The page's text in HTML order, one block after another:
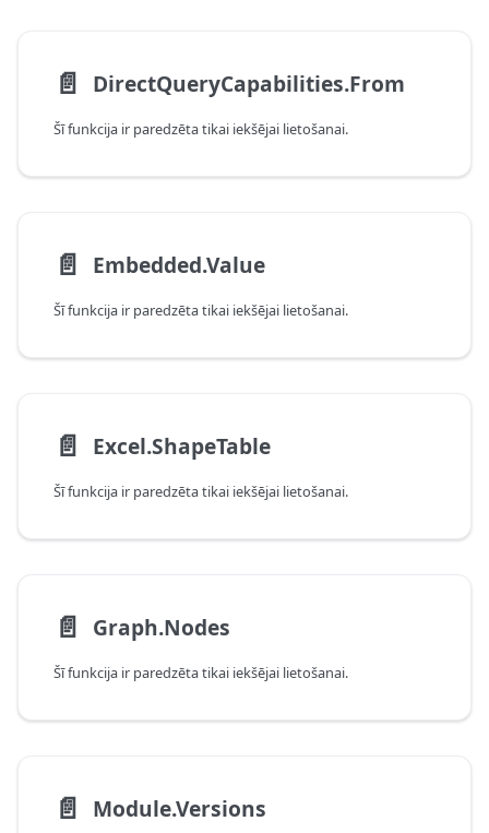
📄️ DirectQueryCapabilities.From
Šī funkcija ir paredzēta tikai iekšējai lietošanai.
📄️ Embedded.Value
Šī funkcija ir paredzēta tikai iekšējai lietošanai.
📄️ Excel.ShapeTable
Šī funkcija ir paredzēta tikai iekšējai lietošanai.
📄️ Graph.Nodes
Šī funkcija ir paredzēta tikai iekšējai lietošanai.
📄️ Module.Versions